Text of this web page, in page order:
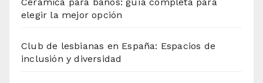
elegir la mejor opción
Club de lesbianas en España: Espacios de
inclusión y diversidad